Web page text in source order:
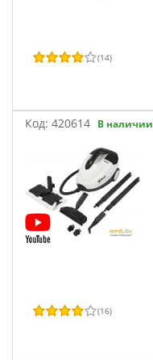
(14)
Код: 420614 В наличии
(16)